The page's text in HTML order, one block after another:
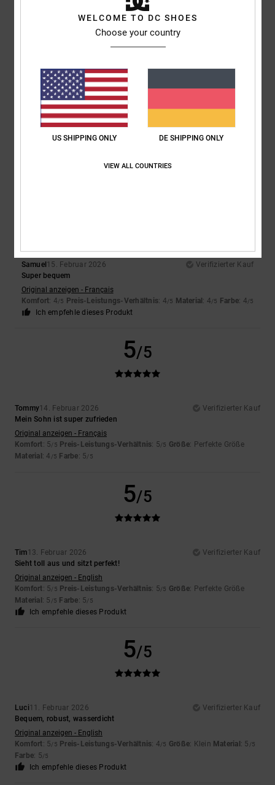
Ich empfehle dieses Produkt
5/5
16. Februar 2026
Verifizierter Kauf
Sie sind bequem, schön und von guter Qualität
Original anzeigen - Castellano
Ich empfehle dieses Produkt
Samuel 15. Februar 2026
Verifizierter Kauf
Super bequem
Original anzeigen - Français
Komfort: 4/5 Preis-Leistungs-Verhältnis: 4/5 Material : 4/5 Farbe: 4/5
Ich empfehle dieses Produkt
5/5
Tommy14. Februar 2026
Verifizierter Kauf
Mein Sohn ist super zufrieden
Original anzeigen - Français
Komfort: 5/5 Preis-Leistungs-Verhältnis: 5/5 Größe: Perfekte Größe
Material : 4 /5 Farbe: 5/5
5/5
Tim13. Februar 2026
Verifizierter Kauf
Sieht toll aus und sitzt perfekt!
Original anzeigen - English
Komfort: 5/5 Preis-Leistungs-Verhältnis: 5/5 Größe: Perfekte Größe
Material : 5 /5 Farbe: 5/5
Ich empfehle dieses Produkt
5/5
Luci11. Februar 2026
Verifizierter Kauf
Bequem, robust, wasserdicht
Original anzeigen - English
Komfort: 5/5 Preis-Leistungs-Verhältnis: 4/5 Größe: Klein Material : 5 /5
Farbe: 5/5
Ich empfehle dieses Produkt
WELCOME TO DC SHOES
Choose your country
US SHIPPING ONLY DE SHIPPING ONLY
VIEW ALL COUNTRIES